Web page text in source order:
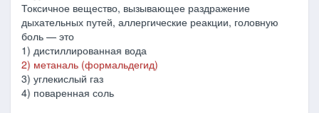
Токсичное вещество, вызывающее раздражение
дыхательных путей, аллергические реакции, головную
боль — это
1) дистиллированная вода
2) метаналь (формальдегид)
3) углекислый газ
4) поваренная соль